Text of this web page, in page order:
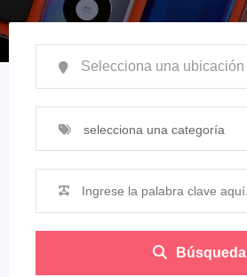
selecciona una categoría
Búsqueda